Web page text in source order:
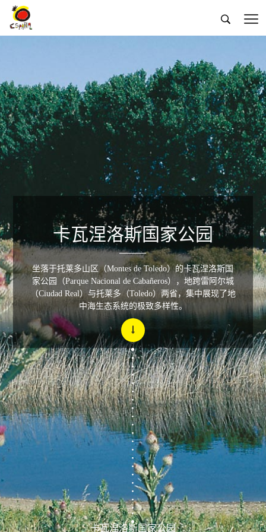
 
卡瓦涅洛斯国家公园
卡瓦涅洛斯国家公园
坐落于托莱多山区（Montes de Toledo）的卡瓦涅洛斯国
家公园（Parque Nacional de Cabañeros），地跨雷阿尔城
（Ciudad Real）与托莱多（Toledo）两省，集中展现了地
中海生态系统的极致多样性。